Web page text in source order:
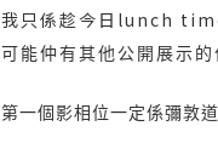
我只係趁今日lunch
可能仲有其他公開展示
第一個影相位一定係彌敦